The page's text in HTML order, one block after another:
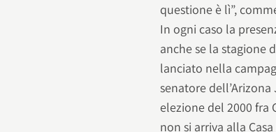
questione è lì”,
In ogni caso la
anche se la stagione
lanciato nella
senatore
elezione del 2000 fra
non si arriva alla